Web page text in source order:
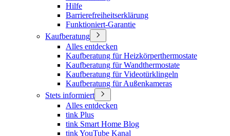
Hilfe
Barrierefreiheitserklärung
Funktioniert-Garantie
Kaufberatung
Alles entdecken
Kaufberatung für Heizkörperthermostate
Kaufberatung für Wandthermostate
Kaufberatung für Videotürklingeln
Kaufberatung für Außenkameras
Stets informiert
Alles entdecken
tink Plus
tink Smart Home Blog
tink YouTube Kanal